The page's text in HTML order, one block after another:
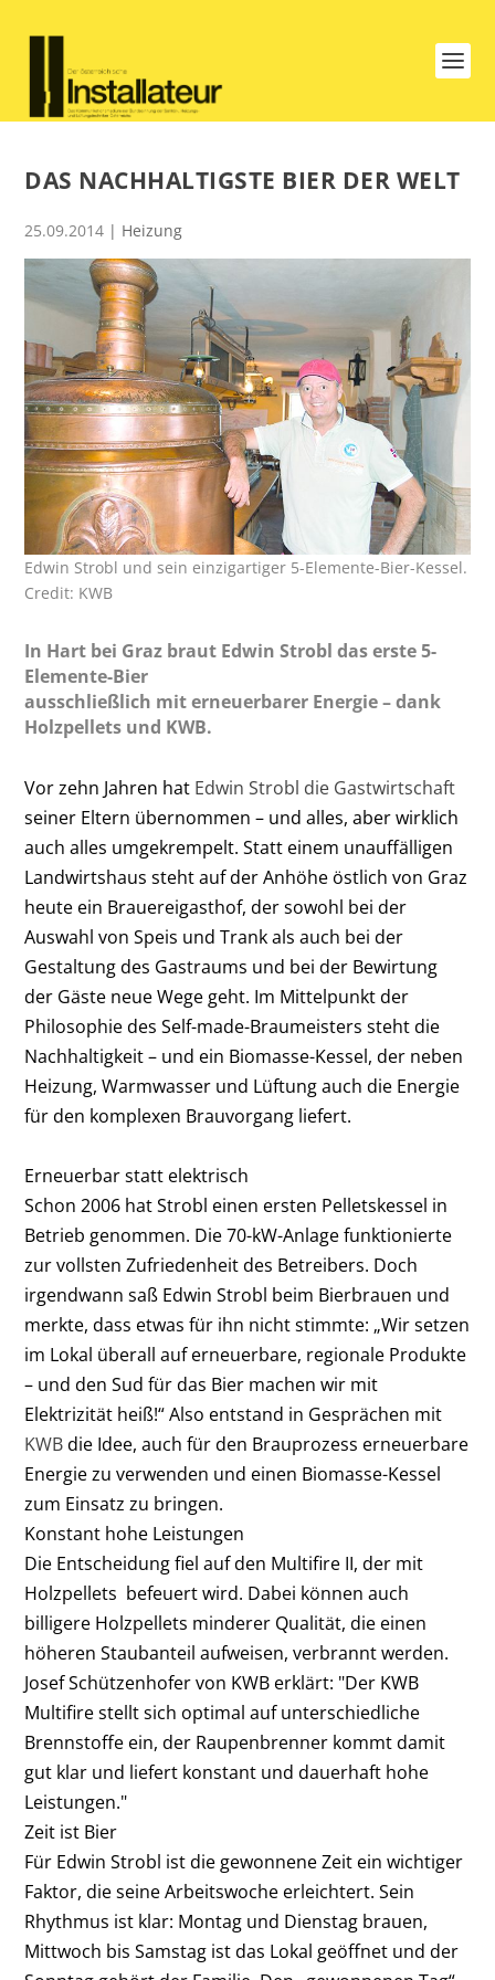
DAS NACHHALTIGSTE BIER DER WELT
25.09.2014 | Heizung
Edwin Strobl und sein einzigartiger 5-Elemente-Bier-Kessel.
Credit: KWB
In Hart bei Graz braut Edwin Strobl das erste 5-
Elemente-Bier
ausschließlich mit erneuerbarer Energie – dank
Holzpellets und KWB.
Vor zehn Jahren hat Edwin Strobl die Gastwirtschaft
seiner Eltern übernommen – und alles, aber wirklich
auch alles umgekrempelt. Statt einem unauffälligen
Landwirtshaus steht auf der Anhöhe östlich von Graz
heute ein Brauereigasthof, der sowohl bei der
Auswahl von Speis und Trank als auch bei der
Gestaltung des Gastraums und bei der Bewirtung
der Gäste neue Wege geht. Im Mittelpunkt der
Philosophie des Self-made-Braumeisters steht die
Nachhaltigkeit – und ein Biomasse-Kessel, der neben
Heizung, Warmwasser und Lüftung auch die Energie
für den komplexen Brauvorgang liefert.
Erneuerbar statt elektrisch
Schon 2006 hat Strobl einen ersten Pelletskessel in
Betrieb genommen. Die 70-kW-Anlage funktionierte
zur vollsten Zufriedenheit des Betreibers. Doch
irgendwann saß Edwin Strobl beim Bierbrauen und
merkte, dass etwas für ihn nicht stimmte: „Wir setzen
im Lokal überall auf erneuerbare, regionale Produkte
– und den Sud für das Bier machen wir mit
Elektrizität heiß!“ Also entstand in Gesprächen mit
KWBdie Idee, auch für den Brauprozess erneuerbare
Energie zu verwenden und einen Biomasse-Kessel
zum Einsatz zu bringen.
Konstant hohe Leistungen
Die Entscheidung fiel auf den Multifire II, der mit
Holzpellets befeuert wird. Dabei können auch
billigere Holzpellets minderer Qualität, die einen
höheren Staubanteil aufweisen, verbrannt werden.
Josef Schützenhofer von KWB erklärt: "Der KWB
Multifire stellt sich optimal auf unterschiedliche
Brennstoffe ein, der Raupenbrenner kommt damit
gut klar und liefert konstant und dauerhaft hohe
Leistungen."
Zeit ist Bier
Für Edwin Strobl ist die gewonnene Zeit ein wichtiger
Faktor, die seine Arbeitswoche erleichtert. Sein
Rhythmus ist klar: Montag und Dienstag brauen,
Mittwoch bis Samstag ist das Lokal geöffnet und der